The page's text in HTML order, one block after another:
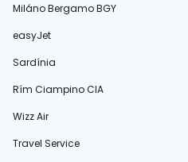
Miláno Bergamo BGY
easyJet
Sardínia
Rím Ciampino CIA
Wizz Air
Travel Service